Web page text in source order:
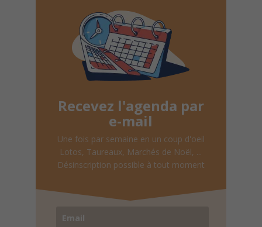
Recevez l'agenda par
e-mail
Une fois par semaine en un coup d'oeil
Lotos, Taureaux, Marchés de Noël, ...
Désinscription possible à tout moment